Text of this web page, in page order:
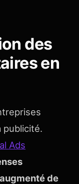
des
en
publicité.
Ads
de